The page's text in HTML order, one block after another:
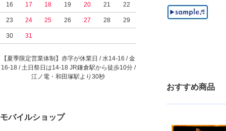
16 17 18 19 20 21 22
23 24 25 26 27 28 29
30 31
【夏季限定営業体制】赤字が休業日 / 水14-16 / 金
16-18 / 土日祭日は14-18 JR鎌倉駅から徒歩10分 /
江ノ電・和田塚駅より30秒
モバイルショップ
おすすめ商品